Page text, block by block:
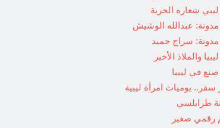
ليبي شعاره الحرية
مدونة: عبدالله الوشيش
مدونة: سراج حميد
ليبيا والملاذ الأخير
صنع في ليبيا
سفر.. يوميات امرأة ليبية
طرابلسي
رقمي صغير